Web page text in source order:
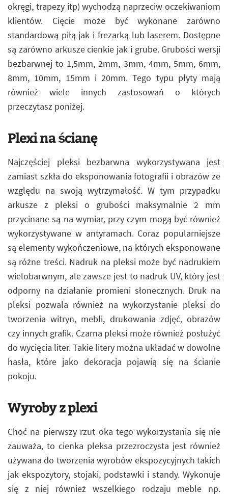
okręgi, trapezy itp) wychodzą naprzeciw oczekiwaniom
klientów. Cięcie może być wykonane zarówno
standardową piłą jak i frezarką lub laserem. Dostępne
są zarówno arkusze cienkie jak i grube. Grubości wersji
bezbarwnej to 1,5mm, 2mm, 3mm, 4mm, 5mm, 6mm,
8mm, 10mm, 15mm i 20mm. Tego typu płyty mają
również wiele innych zastosowań o których
przeczytasz poniżej.
Plexi na ścianę
Najczęściej pleksi bezbarwna wykorzystywana jest
zamiast szkła do eksponowania fotografii i obrazów ze
względu na swoją wytrzymałość. W tym przypadku
arkusze z pleksi o grubości maksymalnie 2 mm
przycinane są na wymiar, przy czym mogą być również
wykorzystywane w antyramach. Coraz popularniejsze
są elementy wykończeniowe, na których eksponowane
są różne treści. Nadruk na pleksi może być nadrukiem
wielobarwnym, ale zawsze jest to nadruk UV, który jest
odporny na działanie promieni słonecznych. Druk na
pleksi pozwala również na wykorzystanie pleksi do
tworzenia witryn, mebli, drukowania zdjęć, obrazów
czy innych grafik. Czarna pleksi może również posłużyć
do wycięcia liter. Takie litery można układać w dowolne
hasła, które jako dekoracja pojawią się na ścianie
pokoju.
Wyroby z plexi
Choć na pierwszy rzut oka tego wykorzystania się nie
zauważa, to cienka pleksa przezroczysta jest również
używana do tworzenia wyrobów ekspozycyjnych takich
jak ekspozytory, stojaki, podstawki i standy. Wykonuje
się z niej również wszelkiego rodzaju meble np.